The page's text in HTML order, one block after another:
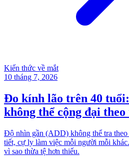
Kiến thức về mắt
10 tháng 7, 2026
Đo kính lão trên 40
không thể cộng đại theo
Độ nhìn gần (ADD) không thể tra
tiết, cự ly làm việc mỗi người mỗi
vì sao thừa tệ hơn thiếu.